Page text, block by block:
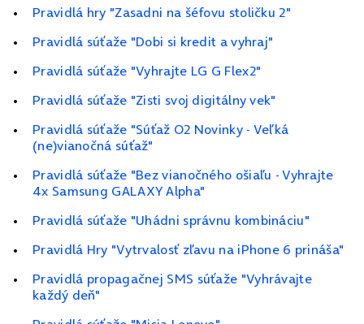
Pravidlá hry "Zasadni na šéfovu stoličku 2"
Pravidlá súťaže "Dobi si kredit a vyhraj"
Pravidlá súťaže "Vyhrajte LG G Flex2"
Pravidlá súťaže "Zisti svoj digitálny vek"
Pravidlá súťaže "Súťaž O2 Novinky - Veľká
(ne)vianočná súťaž"
Pravidlá súťaže "Bez vianočného ošiaľu - Vyhrajte
4x Samsung GALAXY Alpha"
Pravidlá súťaže "Uhádni správnu kombináciu"
Pravidlá Hry "Vytrvalosť zľavu na iPhone 6 prináša"
Pravidlá propagačnej SMS súťaže "Vyhrávajte
každý deň"